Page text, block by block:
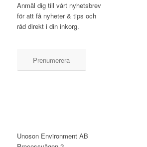
Anmäl dig till vårt nyhetsbrev
för att få nyheter & tips och
råd direkt i din inkorg.
Prenumerera
Unoson Environment AB